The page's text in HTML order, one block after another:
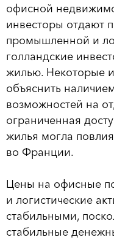
офисной
инвесторы отдают
промышленной и
голландские
жилью. Некоторые
объяснить
возможностей на
ограниченная
жилья могла
во Франции.
Цены на офисные
и логистические
стабильными,
стабильные